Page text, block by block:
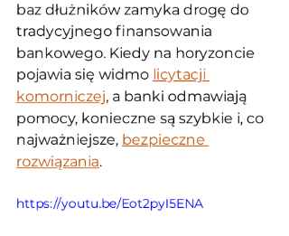
baz dłużników zamyka drogę do
tradycyjnego finansowania
bankowego. Kiedy na horyzoncie
pojawia się widmo licytacji
komorniczej, a banki odmawiają
pomocy, konieczne są szybkie i, co
najważniejsze, bezpieczne
rozwiązania.
https://youtu.be/Eot2pyI5ENA